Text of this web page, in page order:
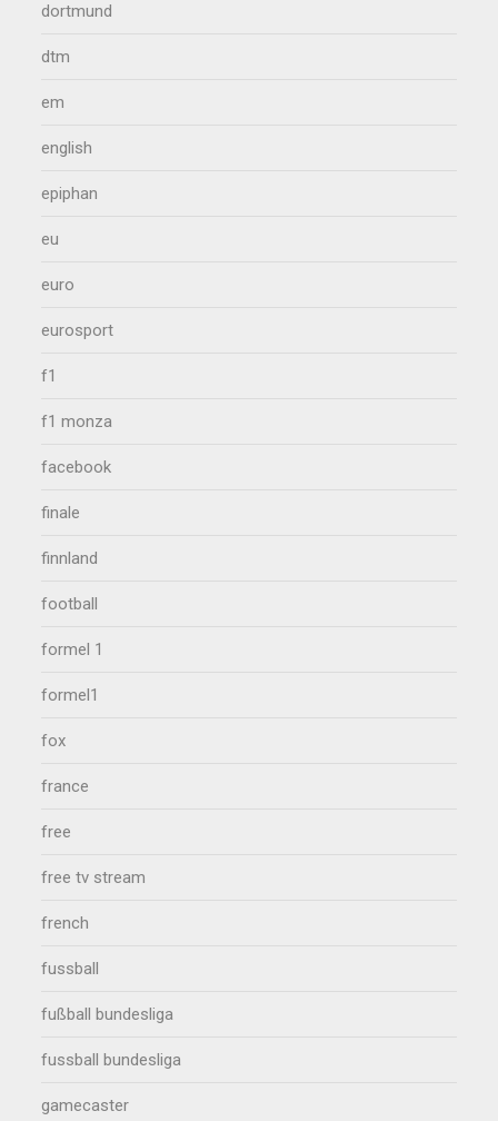
dortmund
dtm
em
english
epiphan
eu
euro
eurosport
f1
f1 monza
facebook
finale
finnland
football
formel 1
formel1
fox
france
free
free tv stream
french
fussball
fußball bundesliga
fussball bundesliga
gamecaster